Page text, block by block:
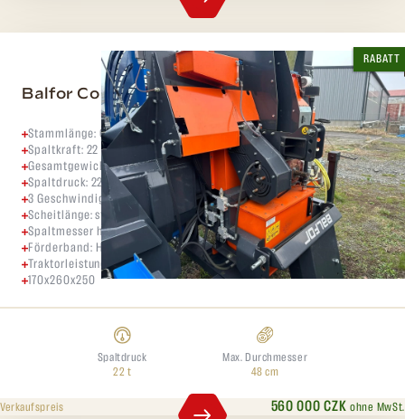
RABATT
Balfor Continental 480
Stammlänge: 65 cm
Spaltkraft: 22 Tonnen
Gesamtgewicht: 1600 kg
Spaltdruck: 22 to
3 Geschwindigkeiten – max. 3,6 s für den Schneid- und Spaltvorgang
Scheitlänge: stufenlos verstellbar bis 65 cm
Spaltmesser hydraulisch verstellbar
Förderband: Hydraulisch ausziehbar auf 5 m mit Drehfunktion
Traktorleistung: ab 80 PS
170x260x250
Spaltdruck
22 t
Max. Durchmesser
48 cm
560 000 CZK ohne MwSt.
Verkaufspreis